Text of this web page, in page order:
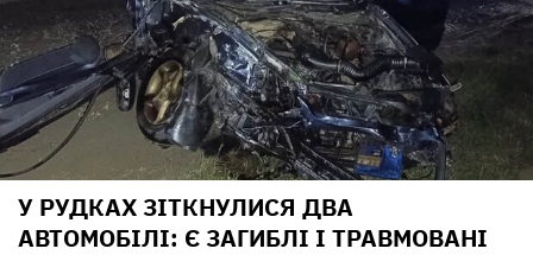
У РУДКАХ ЗІТКНУЛИСЯ ДВА
АВТОМОБІЛІ: Є ЗАГИБЛІ І ТРАВМОВАНІ